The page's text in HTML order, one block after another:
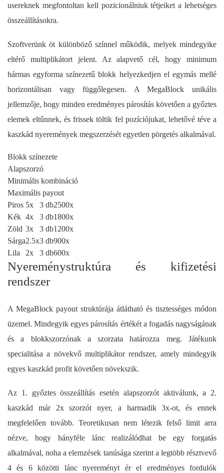
usereknek megfontoltan kell pozicionálniuk tétjeiket a lehetséges
összeállításokra.
Szoftverünk öt különböző színnel működik, melyek mindegyike
eltérő multiplikátort jelent. Az alapvető cél, hogy minimum
hármas egyforma színezetű blokk helyezkedjen el egymás mellé
horizontálisan vagy függőlegesen. A MegaBlock unikális
jellemzője, hogy minden eredményes párosítás követően a győztes
elemek eltűnnek, és frissek töltik fel pozíciójukat, lehetővé téve a
kaszkád nyeremények megszerzését egyetlen pörgetés alkalmával.
Blokk színezete
Alapszorzó
Minimális kombináció
Maximális payout
Piros 5x 3 db2500x
Kék 4x 3 db1800x
Zöld 3x 3 db1200x
Sárga2.5x3 db900x
Lila
2x 3 db600x
Nyereménystruktúra és kifizetési
rendszer
A MegaBlock payout struktúrája átlátható és tisztességes módon
üzemel. Mindegyik egyes párosítás értékét a fogadás nagyságának
és a blokkszorzónak a szorzata határozza meg. Játékunk
specialitása a növekvő multiplikátor rendszer, amely mindegyik
egyes kaszkád profit követően növekszik.
Az 1. győztes összeállítás esetén alapszorzót aktiválunk, a 2.
kaszkád már 2x szorzót nyer, a harmadik 3x-ot, és ennek
megfelelően tovább. Teoretikusan nem létezik felső limit arra
nézve, hogy hányféle lánc realizálódhat be egy forgatás
alkalmával, noha a elemzések tanúsága szerint a legtöbb résztvevő
4 és 6 közötti lánc nyereményt ér el eredményes fordulók